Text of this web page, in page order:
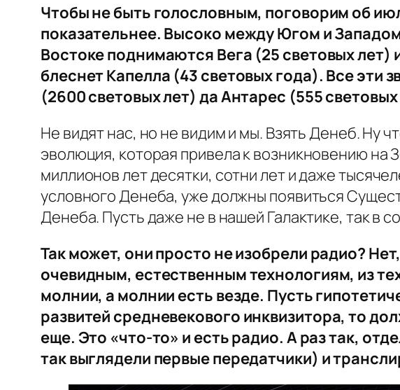
Чтобы не быть голословным, поговорим об
показательнее. Высоко между Югом и
Востоке поднимаются Вега (25 световых лет)
блеснет Капелла (43 световых года). Все
(2600 световых лет) да Антарес (555
Не видят нас, но не видим и мы. Взять Денеб. Ну
эволюция, которая привела к возникновению
миллионов лет десятки, сотни лет и даже
условного Денеба, уже должны появиться
Денеба. Пусть даже не в нашей Галактике, так в
Так может, они просто не изобрели радио?
очевидным, естественным технологиям, из
молнии, а молнии есть везде. Пусть
развитей средневекового инквизитора, то
еще. Это «что-то» и есть радио. А раз так,
так выглядели первые передатчики) и